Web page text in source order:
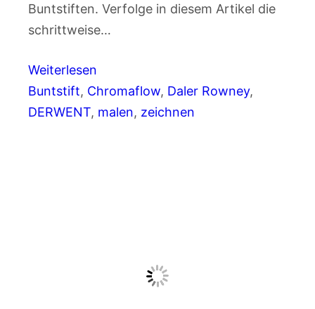
Buntstiften. Verfolge in diesem Artikel die
schrittweise…
Weiterlesen
Buntstift, Chromaflow, Daler Rowney
DERWENT, malen, zeichnen